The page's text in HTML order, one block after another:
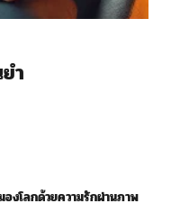
ำ
งโลกด้วยความรักผ่านภาพ